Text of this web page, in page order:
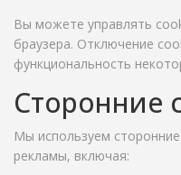
Вы можете управлять
браузера. Отключение
функциональность
Сторонние
Мы используем
рекламы, включая: